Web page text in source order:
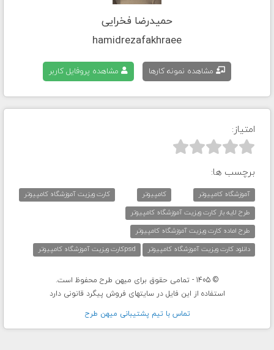
حمیدرضا فخرایی
hamidrezafakhraee
مشاهده نمونه کارها مشاهده پروفایل کاربر
امتیاز:



برچسب ها:
آموزشگاه کامپیوتر کامپیوتر
کارت ویزیت آموزشگاه کامپیوتر
طرح لایه باز کارت ویزیت آموزشگاه کامپیوتر
طرح اماده کارت ویزیت آموزشگاه کامپیوتر
دانلود کارت ویزیت آموزشگاه کامپیوتر
psdکارت ویزیت آموزشگاه کامپیوتر
© 1405 - تمامی حقوق برای میهن طرح محفوظ است.
استفاده از این فایل در سایتهای فروش پیگرد قانونی دارد
تماس با تيم پشتيبانی ميهن طرح